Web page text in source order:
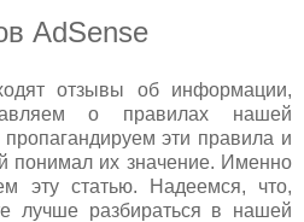
AdSense
отзывы об информации,
о правилах нашей
эти правила и
понимал их значение. Именно
эту статью. Надеемся, что,
лучше разбираться в нашей